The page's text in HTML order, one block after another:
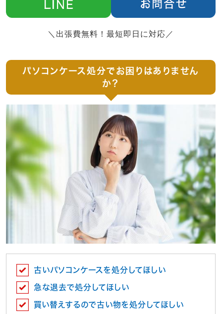
＼出張費無料！最短即日に対応／
パソコンケース処分でお困りはありません
か？
古いパソコンケースを処分してほしい
急な退去で処分してほしい
買い替えするので古い物を処分してほしい